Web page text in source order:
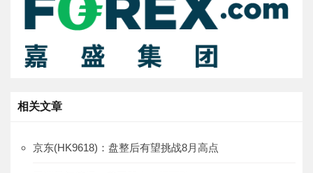
相关文章
京东(HK9618)：盘整后有望挑战8月高点